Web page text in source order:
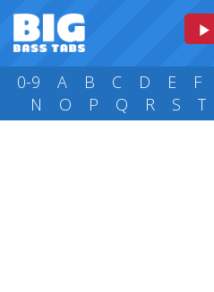
0-9 A B C D E F
N
O P Q R S T